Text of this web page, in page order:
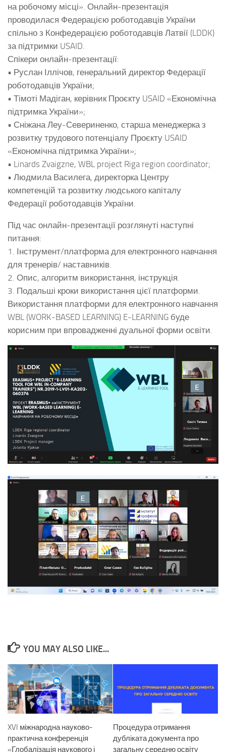
на робочому місці». Онлайн-презентація
проводилася Федерацією роботодавців України
спільно з Конфедерацією роботодавців Латвії (LDDK)
за підтримки USAID.
Спікери онлайн-презентації:
• Руслан Іллічов, генеральний директор Федерації
роботодавців України;
• Тімоті Мадіган, керівник Проєкту USAID «Економічна
підтримка України»;
• Сніжана Леу-Севериненко, старша менеджерка з
розвитку трудового потенціалу Проєкту USAID
«Економічна підтримка України»;
• Linards Zvaigzne, WBL project Riga region coordinator;
• Людмила Василега, директорка Центру
компетенцій та розвитку людського капіталу
Федерації роботодавців України.
Під час онлайн-презентації розглянуті наступні
питання:
1. Інструмент/платформа для електронного навчання
для тренерів/ наставників.
2. Опис, алгоритм використання, інструкція.
3. Подальші кроки використання цієї платформи.
Використання платформи для електронного навчання
WBL (WORK-BASED LEARNING) E-LEARNING буде
корисним при впровадженні дуальної форми освіти.
YOU MAY ALSO LIKE...
XVI міжнародна науково-
практична конференція
«Глобалізація наукового і
Процедура отримання
дубліката документа про
загальну середню освіту